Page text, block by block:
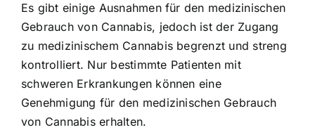
Es gibt einige Ausnahmen für den medizinischen
Gebrauch von Cannabis, jedoch ist der Zugang
zu medizinischem Cannabis begrenzt und streng
kontrolliert. Nur bestimmte Patienten mit
schweren Erkrankungen können eine
Genehmigung für den medizinischen Gebrauch
von Cannabis erhalten.